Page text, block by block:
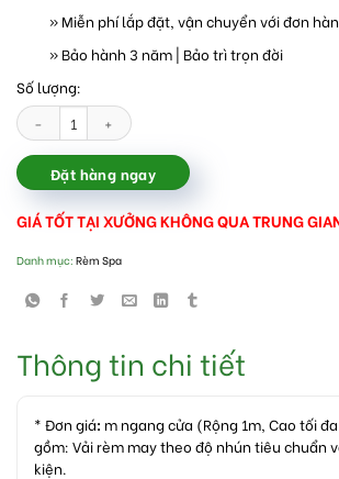
» Miễn phí lắp đặt, vận chuyển với đơn
» Bảo hành 3 năm | Bảo trì trọn đời
Số lượng:
Rèm vải voan trắng spa đẹp nhất tại Hà Nội số lượng
Đặt hàng ngay
GIÁ TỐT TẠI XƯỞNG KHÔNG QUA TRUNG
Danh mục: Rèm Spa
Thông tin chi tiết
* Đơn giá: m ngang cửa (Rộng 1m, Cao tối
gồm: Vải rèm may theo độ nhún tiêu chuẩn
kiện.